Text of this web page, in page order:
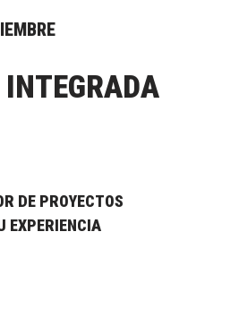
DE PROYECTOS
EXPERIENCIA